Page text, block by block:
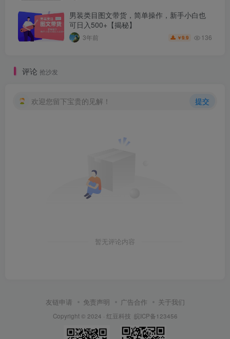
男装类目图文带货，简单操作，新手小白也
可日入500+【揭秘】
3年前 ￥9.9 136
评论 抢沙发
欢迎您留下宝贵的见解！ 提交
暂无评论内容
友链申请 免责声明 广告合作 关于我们
Copyright © 2024 · 红豆科技 皖ICP备123456